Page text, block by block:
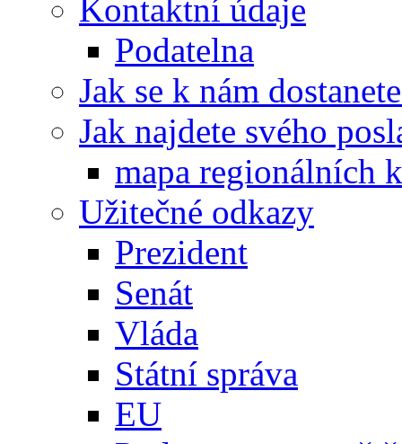
Kontaktní údaje
Podatelna
Jak se k nám
Jak najdete svého
mapa regionálních
Užitečné odkazy
Prezident
Senát
Vláda
Státní správa
EU